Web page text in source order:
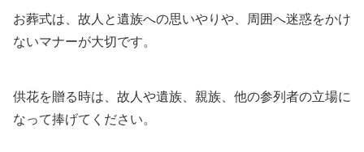
お葬式は、故人と遺族への思いやりや、周囲へ迷惑をかけ
ないマナーが大切です。
供花を贈る時は、故人や遺族、親族、他の参列者の立場に
なって捧げてください。